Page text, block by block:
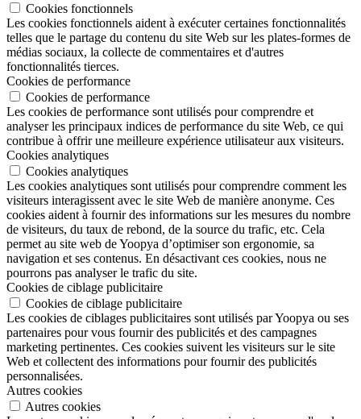
Cookies fonctionnels
Les cookies fonctionnels aident à exécuter certaines fonctionnalités
telles que le partage du contenu du site Web sur les plates-formes de
médias sociaux, la collecte de commentaires et d'autres
fonctionnalités tierces.
Cookies de performance
Cookies de performance
Les cookies de performance sont utilisés pour comprendre et
analyser les principaux indices de performance du site Web, ce qui
contribue à offrir une meilleure expérience utilisateur aux visiteurs.
Cookies analytiques
Cookies analytiques
Les cookies analytiques sont utilisés pour comprendre comment les
visiteurs interagissent avec le site Web de manière anonyme. Ces
cookies aident à fournir des informations sur les mesures du nombre
de visiteurs, du taux de rebond, de la source du trafic, etc. Cela
permet au site web de Yoopya d’optimiser son ergonomie, sa
navigation et ses contenus. En désactivant ces cookies, nous ne
pourrons pas analyser le trafic du site.
Cookies de ciblage publicitaire
Cookies de ciblage publicitaire
Les cookies de ciblages publicitaires sont utilisés par Yoopya ou ses
partenaires pour vous fournir des publicités et des campagnes
marketing pertinentes. Ces cookies suivent les visiteurs sur le site
Web et collectent des informations pour fournir des publicités
personnalisées.
Autres cookies
Autres cookies